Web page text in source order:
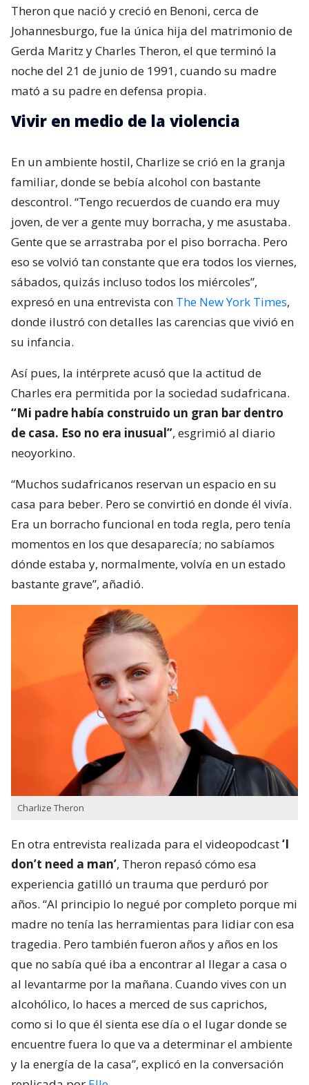
Theron que nació y creció en Benoni,​ cerca de
Johannesburgo, fue la única hija del matrimonio de
Gerda Maritz​ y Charles Theron, el que terminó la
noche del 21 de junio de 1991, cuando su madre
mató a su padre en defensa propia.
Vivir en medio de la violencia
En un ambiente hostil, Charlize se crió en la granja
familiar, donde se bebía alcohol con bastante
descontrol. “Tengo recuerdos de cuando era muy
joven, de ver a gente muy borracha, y me asustaba.
Gente que se arrastraba por el piso borracha. Pero
eso se volvió tan constante que era todos los viernes,
sábados, quizás incluso todos los miércoles”,
expresó en una entrevista con The New York Times,
donde ilustró con detalles las carencias que vivió en
su infancia.
Así pues, la intérprete acusó que la actitud de
Charles era permitida por la sociedad sudafricana.
“Mi padre había construido un gran bar dentro
de casa. Eso no era inusual”, esgrimió al diario
neoyorkino.
“Muchos sudafricanos reservan un espacio en su
casa para beber. Pero se convirtió en donde él vivía.
Era un borracho funcional en toda regla, pero tenía
momentos en los que desaparecía; no sabíamos
dónde estaba y, normalmente, volvía en un estado
bastante grave”, añadió.
Charlize Theron
En otra entrevista realizada para el videopodcast‘I
don’t need a man’, Theron repasó cómo esa
experiencia gatilló un trauma que perduró por
años. “Al principio lo negué por completo porque mi
madre no tenía las herramientas para lidiar con esa
tragedia. Pero también fueron años y años en los
que no sabía qué iba a encontrar al llegar a casa o
al levantarme por la mañana. Cuando vives con un
alcohólico, lo haces a merced de sus caprichos,
como si lo que él sienta ese día o el lugar donde se
encuentre fuera lo que va a determinar el ambiente
y la energía de la casa”, explicó en la conversación